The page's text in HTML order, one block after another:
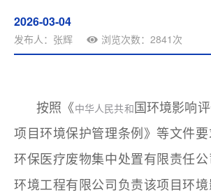
2026-03-04
发布人：张辉 浏览次数：2841次
按照《中华人民共和国环境影响
项目环境保护管理条例》等文件
环保医疗废物集中处置有限责任
环境工程有限公司负责该项目环